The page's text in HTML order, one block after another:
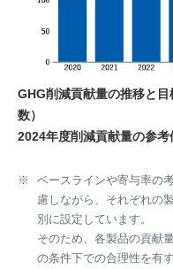
GHG削減貢献量の推移と
数）
2024年度削減貢献量の参
※
ベースラインや寄与率の
慮しながら、それぞれの
別に設定しています。
そのため、各製品の貢献
の条件下での合理性を有